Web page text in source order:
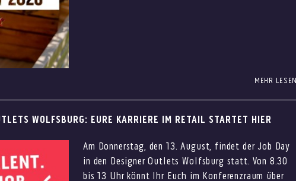
Sales.
Italiano
MEHR LESEN
WOLFSBURG: EURE KARRIERE IM RETAIL STARTET HIER
Am Donnerstag, den 13. August, findet der Job Day
in den Designer Outlets Wolfsburg statt. Von 8.30
bis 13 Uhr könnt Ihr Euch im Konferenzraum über